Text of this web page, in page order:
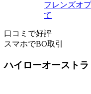
フレンズオ
て
口コミで好評
スマホでBO取引
ハイローオースト